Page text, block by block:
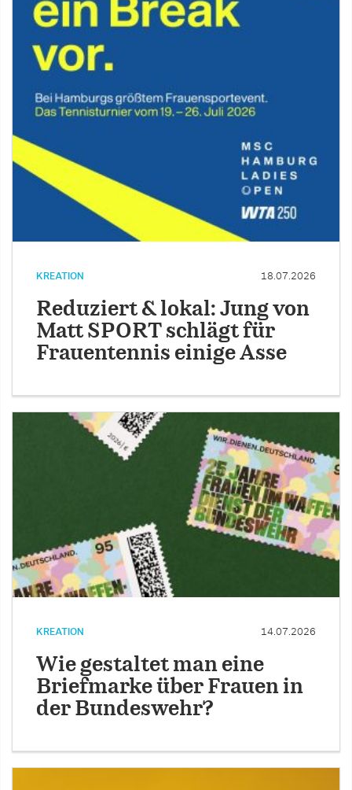
KREATION 18.07.2026
Reduziert & lokal: Jung von
Matt SPORT schlägt für
Frauentennis einige Asse
KREATION 14.07.2026
Wie gestaltet man eine
Briefmarke über Frauen in
der Bundeswehr?